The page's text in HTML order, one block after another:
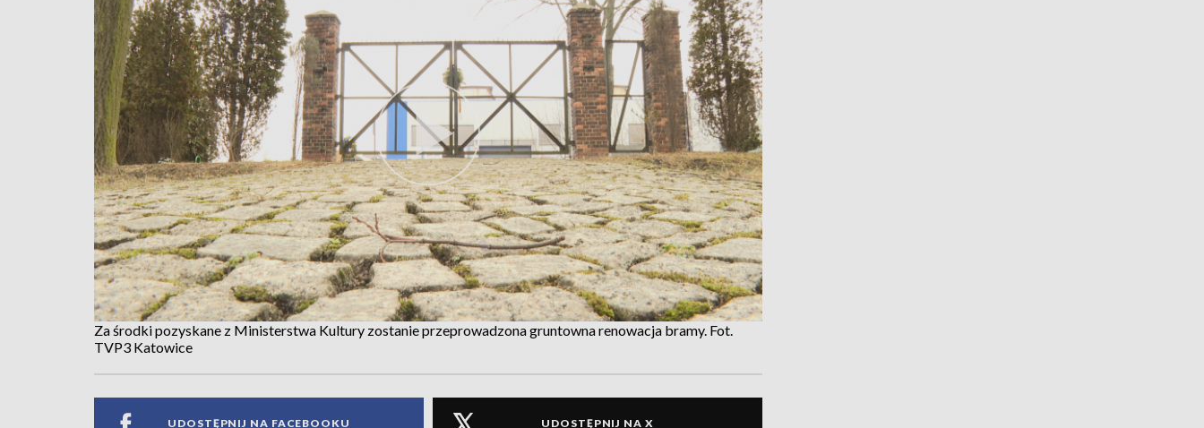
Za środki pozyskane z Ministerstwa Kultury zostanie przeprowadzona gruntowna renowacja bramy. Fot.
TVP3 Katowice
UDOSTĘPNIJ NA FACEBOOKU UDOSTĘPNIJ NA X